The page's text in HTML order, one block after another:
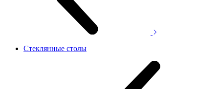
Стеклянные столы